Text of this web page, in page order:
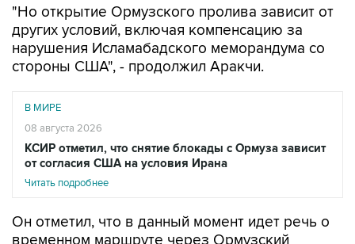
"Но открытие Ормузского пролива зависит от
других условий, включая компенсацию за
нарушения Исламабадского меморандума со
стороны США", - продолжил Аракчи.
В МИРЕ
08 августа 2026
КСИР отметил, что снятие блокады с Ормуза зависит
от согласия США на условия Ирана
Читать подробнее
Он отметил, что в данный момент идет речь о